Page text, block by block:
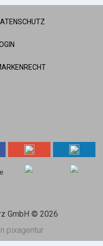
GmbH © 2026
pixagentur